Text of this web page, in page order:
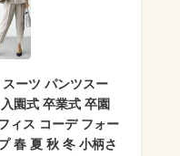
ーツ パンツスー
園式 卒業式 卒園
ィス コーデ フォー
春 夏 秋 冬 小柄さ